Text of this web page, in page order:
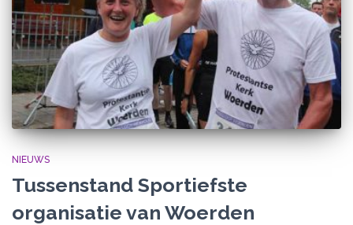
NIEUWS
Tussenstand Sportiefste
organisatie van Woerden